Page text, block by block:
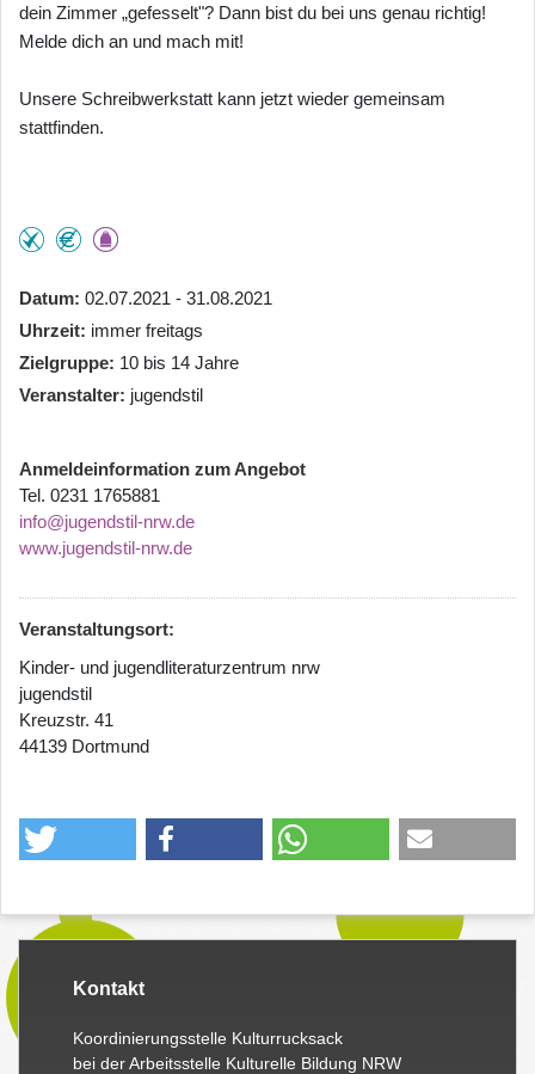
dein Zimmer „gefesselt"? Dann bist du bei uns genau richtig!
Melde dich an und mach mit!
Unsere Schreibwerkstatt kann jetzt wieder gemeinsam
stattfinden.
Datum 02.07.2021 - 31.08.2021
Uhrzeit immer freitags
Zielgruppe 10 bis 14 Jahre
Veranstalter jugendstil
Anmeldeinformation zum Angebot
Tel. 0231 1765881
info@jugendstil-nrw.de
www.jugendstil-nrw.de
Veranstaltungsort:
Kinder- und jugendliteraturzentrum nrw
jugendstil
Kreuzstr. 41
44139 Dortmund
Kontakt
Koordinierungsstelle Kulturrucksack
bei der Arbeitsstelle Kulturelle Bildung NRW